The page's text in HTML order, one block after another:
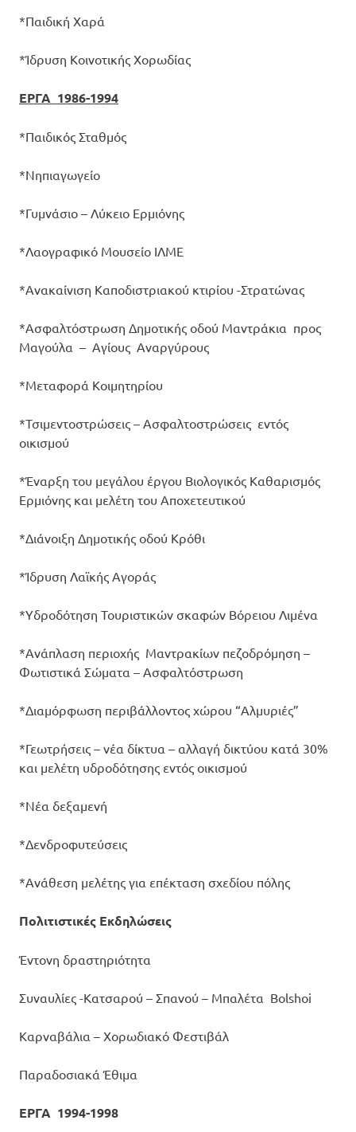
*Παιδική Χαρά
*Ίδρυση Κοινοτικής Χορωδίας
ΕΡΓΑ 1986-1994
*Παιδικός Σταθμός
*Νηπιαγωγείο
*Γυμνάσιο – Λύκειο Ερμιόνης
*Λαογραφικό Μουσείο ΙΛΜΕ
*Ανακαίνιση Καποδιστριακού κτιρίου -Στρατώνας
*Ασφαλτόστρωση Δημοτικής οδού Μαντράκια προς
Μαγούλα – Αγίους Αναργύρους
*Μεταφορά Κοιμητηρίου
*Τσιμεντοστρώσεις – Ασφαλτοστρώσεις εντός
οικισμού
*Έναρξη του μεγάλου έργου Βιολογικός Καθαρισμός
Ερμιόνης και μελέτη του Αποχετευτικού
*Διάνοιξη Δημοτικής οδού Κρόθι
*Ίδρυση Λαϊκής Αγοράς
*Υδροδότηση Τουριστικών σκαφών Βόρειου Λιμένα
*Ανάπλαση περιοχής Μαντρακίων πεζοδρόμηση –
Φωτιστικά Σώματα – Ασφαλτόστρωση
*Διαμόρφωση περιβάλλοντος χώρου “Αλμυριές”
*Γεωτρήσεις – νέα δίκτυα – αλλαγή δικτύου κατά 30%
και μελέτη υδροδότησης εντός οικισμού
*Νέα δεξαμενή
*Δενδροφυτεύσεις
*Ανάθεση μελέτης για επέκταση σχεδίου πόλης
Πολιτιστικές Εκδηλώσεις
Έντονη δραστηριότητα
Συναυλίες -Κατσαρού – Σπανού – Μπαλέτα Bolshoi
Καρναβάλια – Χορωδιακό Φεστιβάλ
Παραδοσιακά Έθιμα
ΕΡΓΑ 1994-1998